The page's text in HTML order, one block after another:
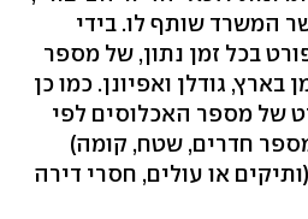
המשרד שותף לו. בידי
בכל זמן נתון, של מספר
בארץ, גודלן ואפיונן. כמו כן
של מספר האכלוסים לפי
חדרים, שטח, קומה)
או עולים, חסרי דירה